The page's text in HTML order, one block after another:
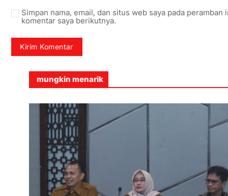
Simpan nama, email, dan situs web saya pada peramban
komentar saya berikutnya.
mungkin menarik